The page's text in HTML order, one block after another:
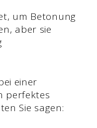
um Betonung
aber sie
einer
perfektes
Sie sagen: